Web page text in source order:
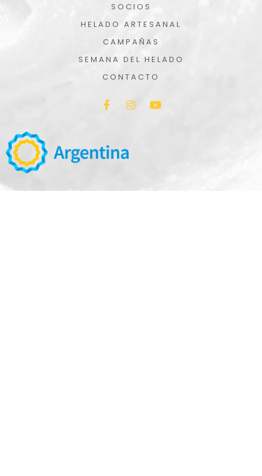
SOCIOS
HELADO ARTESANAL
CAMPAÑAS
SEMANA DEL HELADO
CONTACTO